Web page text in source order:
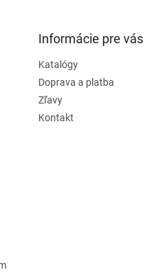
Informácie pre vás
Katalógy
Doprava a platba
Zľavy
Kontakt